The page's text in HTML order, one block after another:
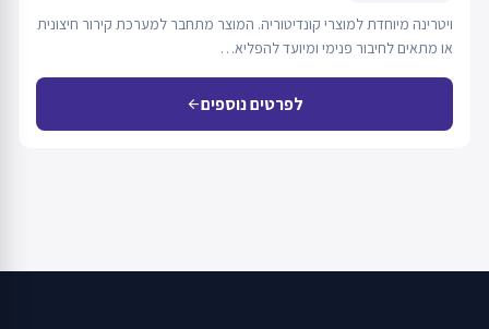
ויטרינה מיוחדת למוצרי קונדיטוריה. המוצר מתחבר למערכת קירור חיצונית
או מתאים לחיבור פנימי ומיועד להפליא…
לפרטים נוספיםarrow_back